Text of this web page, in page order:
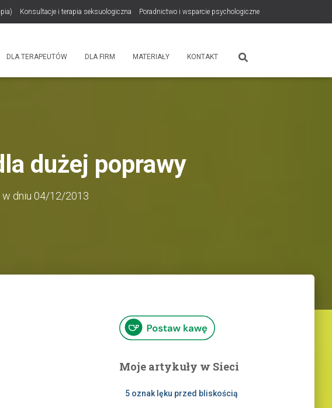
Konsultacje i terapia seksuologiczna Poradnictwo i wsparcie psychologiczne
DLA TERAPEUTÓW DLA FIRM MATERIAŁY KONTAKT
dużej poprawy
w dniu 04/12/2013
Moje artykuły w Sieci
5 oznak lęku przed bliskością